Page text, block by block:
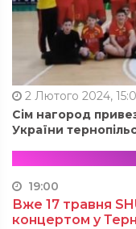
2 Лютого 2024,
Сім нагород
України
19:00
Вже 17 травня
концертом у